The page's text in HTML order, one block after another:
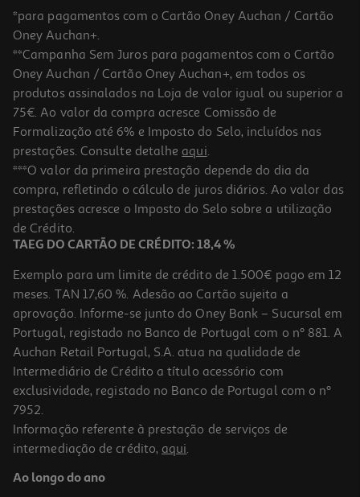
*para pagamentos com o Cartão Oney Auchan / Cartão
Oney Auchan+.
**Campanha Sem Juros para pagamentos com o Cartão
Oney Auchan / Cartão Oney Auchan+, em todos os
produtos assinalados na Loja de valor igual ou superior a
75€. Ao valor da compra acresce Comissão de
Formalização até 6% e Imposto do Selo, incluídos nas
prestações. Consulte detalhe aqui.
***O valor da primeira prestação depende do dia da
compra, refletindo o cálculo de juros diários. Ao valor das
prestações acresce o Imposto do Selo sobre a utilização
de Crédito.
TAEG DO CARTÃO DE CRÉDITO: 18,4 %
Exemplo para um limite de crédito de 1.500€ pago em 12
meses. TAN 17,60 %. Adesão ao Cartão sujeita a
aprovação. Informe-se junto do Oney Bank – Sucursal em
Portugal, registado no Banco de Portugal com o nº 881. A
Auchan Retail Portugal, S.A. atua na qualidade de
Intermediário de Crédito a título acessório com
exclusividade, registado no Banco de Portugal com o nº
7952.
Informação referente à prestação de serviços de
intermediação de crédito, aqui.
Ao longo do ano